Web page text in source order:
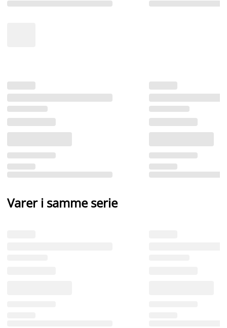
Varer i samme serie